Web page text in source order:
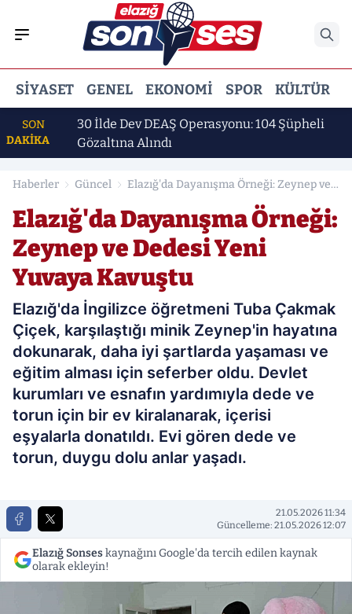
SIYASET GENEL EKONOMI SPOR KÜLTÜR
SON
DAKİKA
30 İlde Dev DEAŞ Operasyonu: 104 Şüpheli
Gözaltına Alındı
Haberler Güncel
Elazığ'da Dayanışma Örneği: Zeynep ve
Elazığ'da Dayanışma Örneği:
Zeynep ve Dedesi Yeni
Yuvaya Kavuştu
Elazığ'da İngilizce öğretmeni Tuba Çakmak
Çiçek, karşılaştığı minik Zeynep'in hayatına
dokunarak, daha iyi şartlarda yaşaması ve
eğitim alması için seferber oldu. Devlet
kurumları ve esnafın yardımıyla dede ve
torun için bir ev kiralanarak, içerisi
eşyalarla donatıldı. Evi gören dede ve
torun, duygu dolu anlar yaşadı.
21.05.2026 11:34
Güncelleme: 21.05.2026 12:07
Elazığ Sonseskaynağını Google'da tercih edilen kaynak
olarak ekleyin!